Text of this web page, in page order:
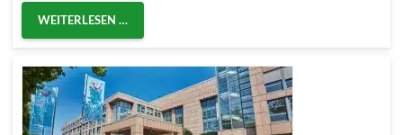
WEITERLESEN …